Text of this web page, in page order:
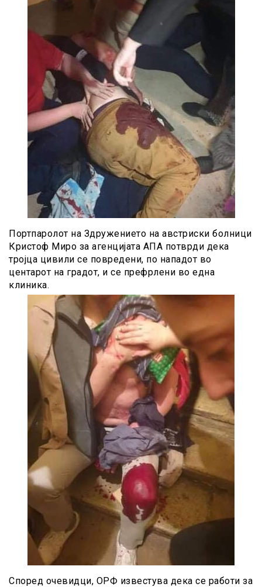
Портпаролот на Здружението на австриски болници
Кристоф Миро за агенцијата АПА потврди дека
тројца цивили се повpeдени, по нападот во
центарот на градот, и се префрлени во една
клиника.
Според очевидци, ОРФ известува дека се работи за